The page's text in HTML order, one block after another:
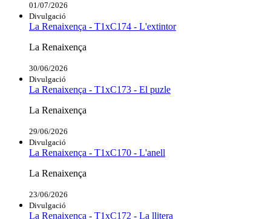
01/07/2026
Divulgació
La Renaixença - T1xC174 - L'extintor
La Renaixença
30/06/2026
Divulgació
La Renaixença - T1xC173 - El puzle
La Renaixença
29/06/2026
Divulgació
La Renaixença - T1xC170 - L'anell
La Renaixença
23/06/2026
Divulgació
La Renaixença - T1xC172 - La llitera